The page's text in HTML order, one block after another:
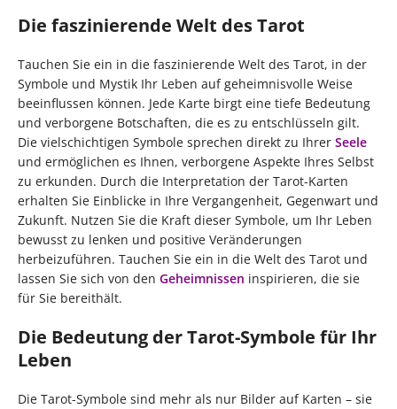
Die faszinierende Welt des Tarot
Tauchen Sie ein in die faszinierende Welt des Tarot, in der
Symbole und Mystik Ihr Leben auf geheimnisvolle Weise
beeinflussen können. Jede Karte birgt eine tiefe Bedeutung
und verborgene Botschaften, die es zu entschlüsseln gilt.
Die vielschichtigen Symbole sprechen direkt zu Ihrer Seele
und ermöglichen es Ihnen, verborgene Aspekte Ihres Selbst
zu erkunden. Durch die Interpretation der Tarot-Karten
erhalten Sie Einblicke in Ihre Vergangenheit, Gegenwart und
Zukunft. Nutzen Sie die Kraft dieser Symbole, um Ihr Leben
bewusst zu lenken und positive Veränderungen
herbeizuführen. Tauchen Sie ein in die Welt des Tarot und
lassen Sie sich von den Geheimnissen inspirieren, die sie
für Sie bereithält.
Die Bedeutung der Tarot-Symbole für Ihr
Leben
Die Tarot-Symbole sind mehr als nur Bilder auf Karten – sie